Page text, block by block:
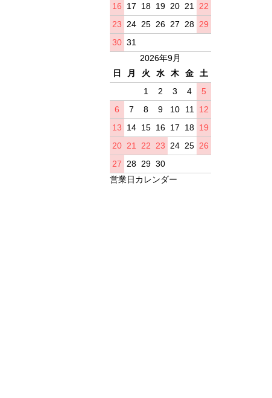
16
17 18 19 20 21
22
23
24 25 26 27 28 29
30 31
2026年9月
日
月 火 水 木 金
土
1
2 3 4
5
6
7 8 9 10 11
12
13
14 15 16 17 18 19
20 21 22 23 24 25 26
27
28 29 30
営業日カレンダー